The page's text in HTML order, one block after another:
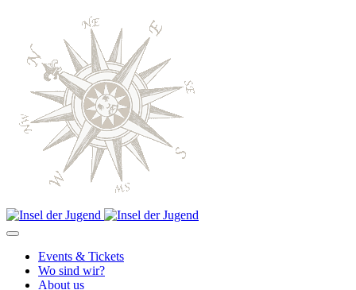
Events & Tickets
Wo sind wir?
About us